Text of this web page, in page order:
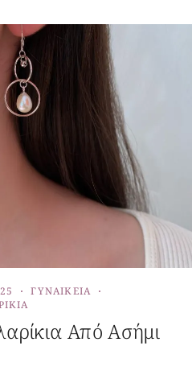
ΓΥΝΑΙΚΕΊΑ
Από Ασήμι